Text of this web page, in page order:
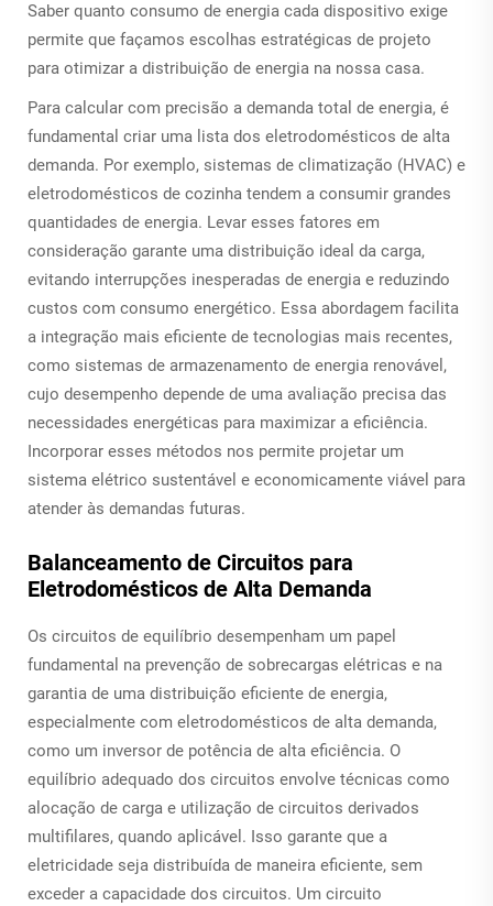
Saber quanto consumo de energia cada dispositivo exige
permite que façamos escolhas estratégicas de projeto
para otimizar a distribuição de energia na nossa casa.
Para calcular com precisão a demanda total de energia, é
fundamental criar uma lista dos eletrodomésticos de alta
demanda. Por exemplo, sistemas de climatização (HVAC) e
eletrodomésticos de cozinha tendem a consumir grandes
quantidades de energia. Levar esses fatores em
consideração garante uma distribuição ideal da carga,
evitando interrupções inesperadas de energia e reduzindo
custos com consumo energético. Essa abordagem facilita
a integração mais eficiente de tecnologias mais recentes,
como sistemas de armazenamento de energia renovável,
cujo desempenho depende de uma avaliação precisa das
necessidades energéticas para maximizar a eficiência.
Incorporar esses métodos nos permite projetar um
sistema elétrico sustentável e economicamente viável para
atender às demandas futuras.
Balanceamento de Circuitos para
Eletrodomésticos de Alta Demanda
Os circuitos de equilíbrio desempenham um papel
fundamental na prevenção de sobrecargas elétricas e na
garantia de uma distribuição eficiente de energia,
especialmente com eletrodomésticos de alta demanda,
como um inversor de potência de alta eficiência. O
equilíbrio adequado dos circuitos envolve técnicas como
alocação de carga e utilização de circuitos derivados
multifilares, quando aplicável. Isso garante que a
eletricidade seja distribuída de maneira eficiente, sem
exceder a capacidade dos circuitos. Um circuito